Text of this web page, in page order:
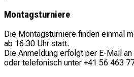
Montagsturniere
Die Montagsturniere finden einmal
ab 16.30 Uhr statt.
Die Anmeldung erfolgt per E-Mail an
oder telefonisch unter +41 56 463